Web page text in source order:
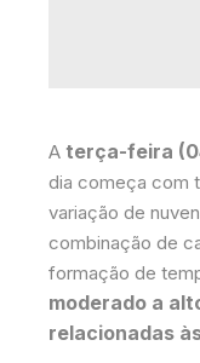
A terça-feira
dia começa com
variação de
combinação de
formação de
moderado a
relacionadas